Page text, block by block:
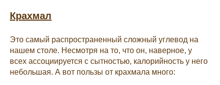
Крахмал
Это самый распространенный сложный углевод на
нашем столе. Несмотря на то, что он, наверное, у
всех ассоциируется с сытностью, калорийность у него
небольшая. А вот пользы от крахмала много: